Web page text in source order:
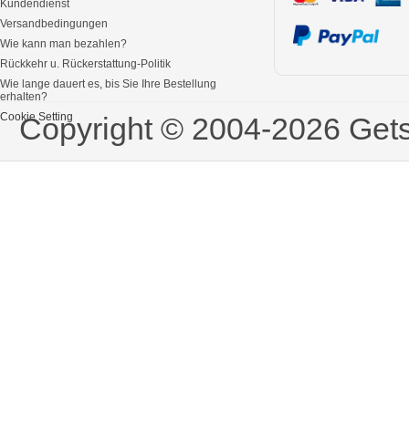
Kundendienst
Versandbedingungen
Wie kann man bezahlen?
Rückkehr u. Rückerstattung-Politik
Wie lange dauert es, bis Sie Ihre Bestellung
erhalten?
Cookie Setting
Copyright © 2004-2026